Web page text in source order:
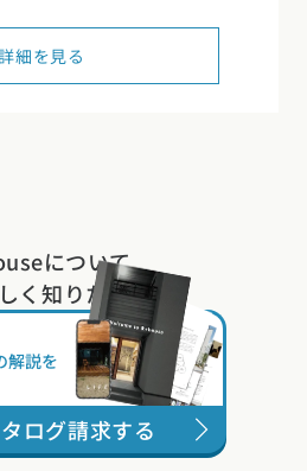
細を見る
について
く知りたい方は
解説を
ログ請求する